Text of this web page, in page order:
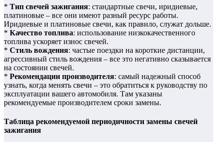
* Тип свечей зажигания: стандартные свечи, иридиевые,
платиновые – все они имеют разный ресурс работы.
Иридиевые и платиновые свечи, как правило, служат дольше.
* Качество топлива: использование низкокачественного
топлива ускоряет износ свечей.
* Стиль вождения: частые поездки на короткие дистанции,
агрессивный стиль вождения – все это негативно сказывается
на состоянии свечей.
* Рекомендации производителя: самый надежный способ
узнать, когда менять свечи – это обратиться к руководству по
эксплуатации вашего автомобиля. Там указаны
рекомендуемые производителем сроки замены.
Таблица рекомендуемой периодичности замены свечей
зажигания